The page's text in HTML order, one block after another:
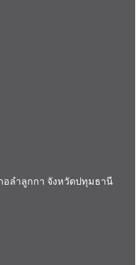
อลำลูกกา จังหวัดปทุมธานี